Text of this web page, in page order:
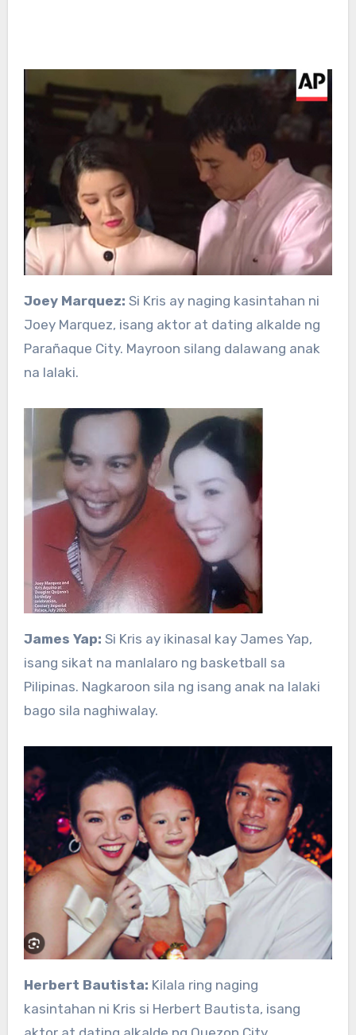
Joey Marquez: Si Kris ay naging kasintahan ni
Joey Marquez, isang aktor at dating alkalde ng
Parañaque City. Mayroon silang dalawang anak
na lalaki.
James Yap: Si Kris ay ikinasal kay James Yap,
isang sikat na manlalaro ng basketball sa
Pilipinas. Nagkaroon sila ng isang anak na lalaki
bago sila naghiwalay.
Herbert Bautista: Kilala ring naging
kasintahan ni Kris si Herbert Bautista, isang